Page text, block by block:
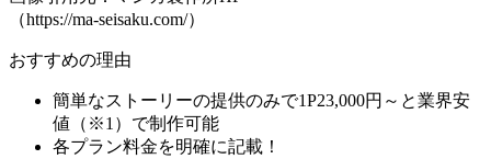
（https://ma-seisaku.com/）
おすすめの理由
簡単なストーリーの提供のみで1P23,000円 ～と業界安
値（※1）で制作可能
各プラン料金を明確に記載！